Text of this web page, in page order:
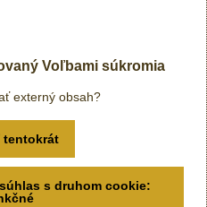
Voľbami súkromia
externý obsah?
tentokrát
s druhom cookie: